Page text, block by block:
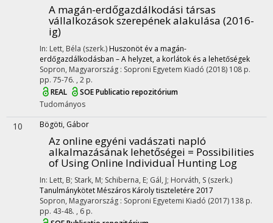
A magán-erdőgazdálkodási társas
vállalkozások szerepének alakulása (2016-
ig)
In: Lett, Béla (szerk.) Huszonöt év a magán-
erdőgazdálkodásban – A helyzet, a korlátok és a lehetőségek
Sopron, Magyarország : Soproni Egyetem Kiadó (2018) 108 p.
pp. 75-76. , 2 p.
REAL
SOE Publicatio repozitórium
Tudományos
10 Bögöti, Gábor
Az online egyéni vadászati napló
alkalmazásának lehetőségei = Possibilities
of Using Online Individual Hunting Log
In: Lett, B; Stark, M; Schiberna, E; Gál, J; Horváth, S (szerk.)
Tanulmánykötet Mészáros Károly tiszteletére 2017
Sopron, Magyarország : Soproni Egyetemi Kiadó (2017) 138 p.
pp. 43-48. , 6 p.